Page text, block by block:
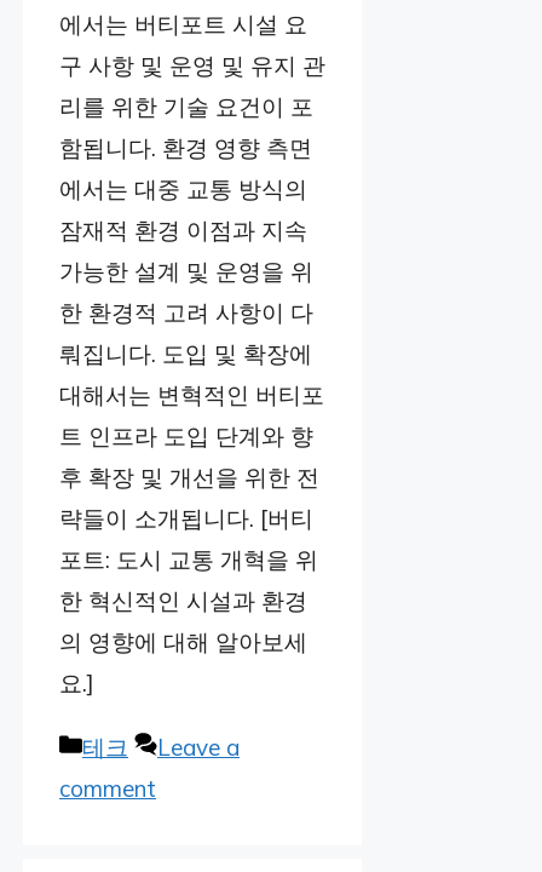
에서는 버티포트 시설 요
구 사항 및 운영 및 유지 관
리를 위한 기술 요건이 포
함됩니다. 환경 영향 측면
에서는 대중 교통 방식의
잠재적 환경 이점과 지속
가능한 설계 및 운영을 위
한 환경적 고려 사항이 다
뤄집니다. 도입 및 확장에
대해서는 변혁적인 버티포
트 인프라 도입 단계와 향
후 확장 및 개선을 위한 전
략들이 소개됩니다. [버티
포트: 도시 교통 개혁을 위
한 혁신적인 시설과 환경
의 영향에 대해 알아보세
요.]
Categories
테크
Leave a
comment